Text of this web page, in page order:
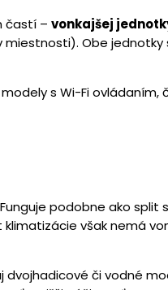
častí – vonkajšej
Obe
s Wi-Fi ovládaním,
podobne ako
však nemá
či vodné